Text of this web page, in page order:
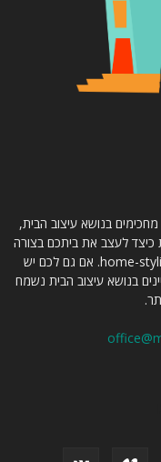
מחכימים בנושא עיצוב הבית,
כיצד לעצב את ביתכם בצורה
יצירתית ויוצאת דופן. הכל כאן, באתר home-styling.co.il. אם גם לכם יש
בנושא עיצוב הבית נשמח